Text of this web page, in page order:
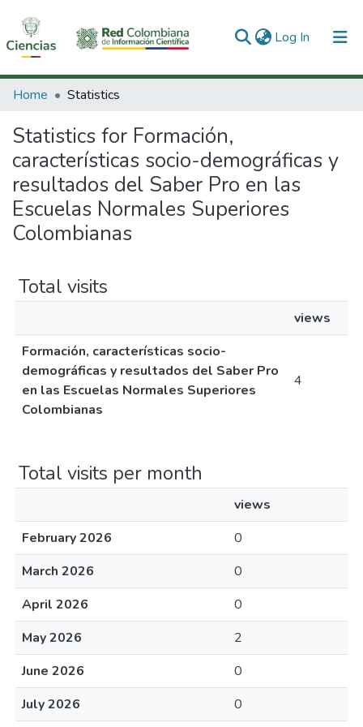
Log In (current)
Communities & Collections
All of DSpace
Home Statistics
Statistics for Formación,
características socio-demográficas y
resultados del Saber Pro en las
Escuelas Normales Superiores
Colombianas
Total visits
views
Formación, características socio-
demográficas y resultados del Saber Pro
en las Escuelas Normales Superiores
Colombianas
4
Total visits per month
views
February 2026
0
March 2026
0
April 2026
0
May 2026
2
June 2026
0
July 2026
0